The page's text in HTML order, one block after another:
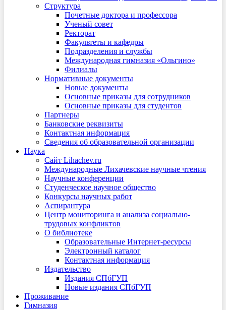
Структура
Почетные доктора и профессора
Ученый совет
Ректорат
Факультеты и кафедры
Подразделения и службы
Международная гимназия «Ольгино»
Филиалы
Нормативные документы
Новые документы
Основные приказы для сотрудников
Основные приказы для студентов
Партнеры
Банковские реквизиты
Контактная информация
Сведения об образовательной организации
Наука
Сайт Lihachev.ru
Международные Лихачевские научные чтения
Научные конференции
Студенческое научное общество
Конкурсы научных работ
Аспирантура
Центр мониторинга и анализа социально-
трудовых конфликтов
О библиотеке
Образовательные Интернет-ресурсы
Электронный каталог
Контактная информация
Издательство
Издания СПбГУП
Новые издания СПбГУП
Проживание
Гимназия